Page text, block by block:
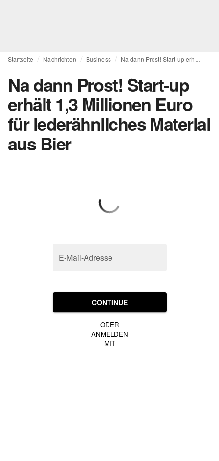
Startseite Nachrichten Business
Na dann Prost! Start-up
erhält 1,3 Millionen Euro
für lederähnliches Material
aus Bier
E-Mail-Adresse
CONTINUE
ODER
ANMELDEN
MIT